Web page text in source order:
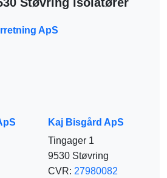
ApS
Kaj Bisgård ApS
Tingager 1
9530 Støvring
CVR: 27980082